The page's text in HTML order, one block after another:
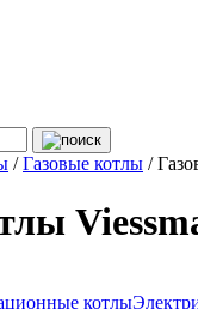
/Газовые котлы /
котлы